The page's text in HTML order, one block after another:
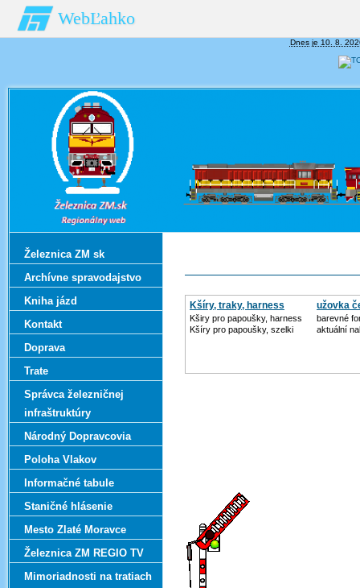
Dnes je 10. 8.
WebĽahko
Kšíry, traky, harness
Kširy pro papoušky, harness
Kšíry pro papoušky, szelki
užovka
barevné
aktuální
Železnica ZM sk
Archívne spravodajstvo
Kniha jázd
Kontakt
Doprava
Trate
Správca železničnej
infraštruktúry
Národný Dopravcovia
Poloha Vlakov
Informačné tabule
Staničné hlásenie
Mesto Zlaté Moravce
Železnica ZM REGIO TV
Mimoriadnosti na tratiach